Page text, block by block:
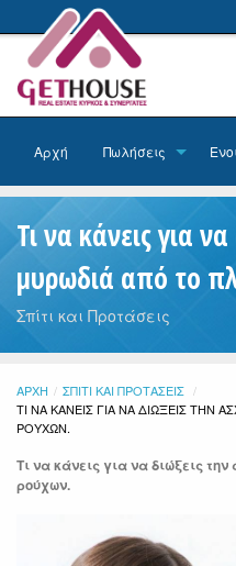
Αρχή Πωλήσεις
Τι να κάνεις για
μυρωδιά από το
Σπίτι και Προτάσεις
ΑΡΧΉ
ΣΠΊΤΙ ΚΑΙ ΠΡΟΤΆΣΕΙΣ
ΤΡΈΧΟΥΣΑ:
ΤΙ ΝΑ ΚΆΝΕΙΣ ΓΙΑ ΝΑ ΔΙΏΞΕΙΣ ΤΗΝ
ΡΟΎΧΩΝ.
Τι να κάνεις για να διώξεις
ρούχων.